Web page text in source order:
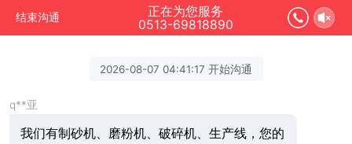
结束沟通
正在为您服务
0513-69818890
2026-08-07 04:41:17 开始沟通
q**亚
我们有制砂机、磨粉机、破碎机、生产线，您的